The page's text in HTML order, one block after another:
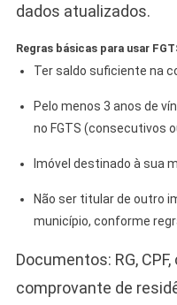
dados atualizados.
Regras básicas para usar
Ter saldo suficiente na
Pelo menos 3 anos de
no FGTS (consecutivos
Imóvel destinado à sua
Não ser titular de outro
município, conforme
Documentos: RG,
comprovante de